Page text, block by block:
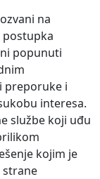
na
popunuti
preporuke i
interesa.
službe koji uđu
kojim je
strane